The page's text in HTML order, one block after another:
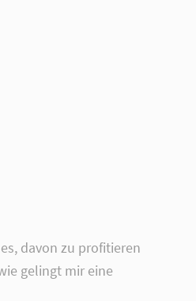
davon zu profitieren
gelingt mir eine